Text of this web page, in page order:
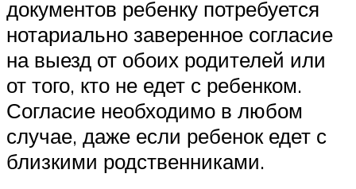
документов ребенку потребуется
нотариально заверенное согласие
на выезд от обоих родителей или
от того, кто не едет с ребенком.
Согласие необходимо в любом
случае, даже если ребенок едет с
близкими родственниками.